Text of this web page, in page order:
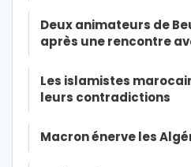
Deux animateurs de
après une rencontre
Les islamistes
leurs contradictions
Macron énerve les